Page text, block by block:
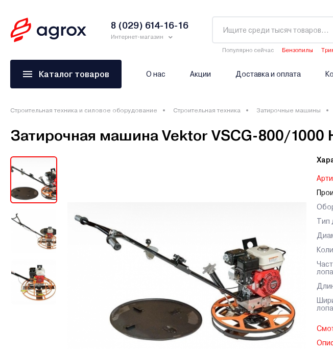
8 (029) 614-16-16
Интернет-магазин
Популярно сейчас Бензопилы
Каталог товаров О нас Акции Доставка и оплата
Строительная техника и силовое оборудование Строительная техника Затирочные машины
Затирочная машина Vektor VSCG-800/1000
Тип